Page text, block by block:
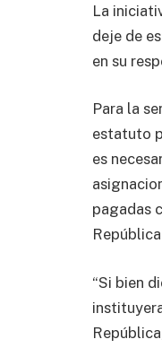
La
deje de
en su
Para la
estatuto
es
pagadas
“Si bien